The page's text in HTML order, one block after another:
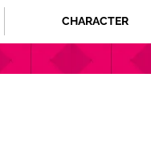
CHARACTER